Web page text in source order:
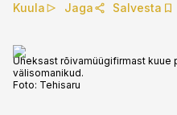
Kuula Jaga Salvesta
Üheksast rõivamüügifirmast kuue
välisomanikud.
Foto: Tehisaru